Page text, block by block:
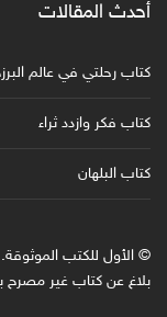
أحدث المقالات
كتاب رحلتي في عالم
كتاب فكر وازدد ثراء
كتاب البلهان
© الأول للكتب الموثوقة.
بلاغ عن كتاب غير مصرح